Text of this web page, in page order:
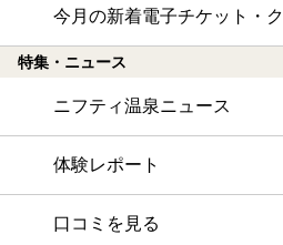
今月の新着電子チケット・
特集・ニュース
ニフティ温泉ニュース
体験レポート
口コミを見る